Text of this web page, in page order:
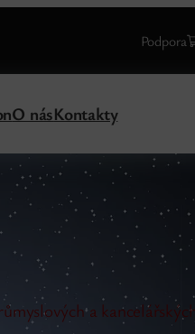
Podpora
O násKontakty
a